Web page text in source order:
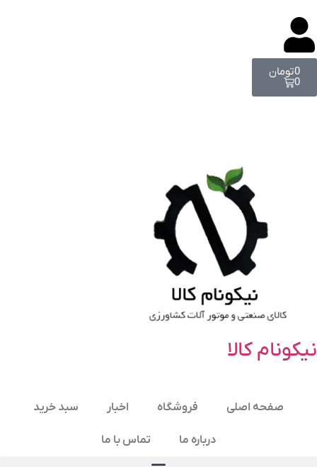
0تومان
0
نیکونام کالا
صفحه اصلی فروشگاه اخبار سبد خرید
درباره ما تماس با ما